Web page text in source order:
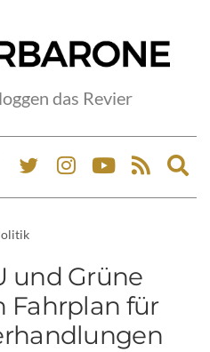
das Revier
und Grüne
Fahrplan für